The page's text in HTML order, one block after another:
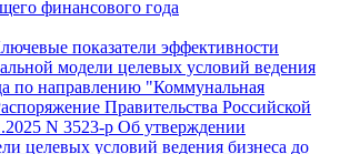
финансового года
показатели эффективности
модели целевых условий ведения
по направлению "Коммунальная
Правительства Российской
N 3523-р Об утверждении
целевых условий ведения бизнеса до